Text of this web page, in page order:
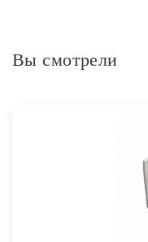
Вы смотрели